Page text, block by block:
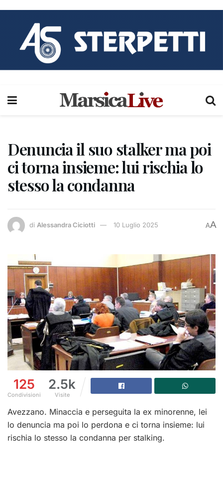
Denuncia il suo stalker ma poi
ci torna insieme: lui rischia lo
stesso la condanna
di Alessandra Ciciotti 10 Luglio 2025 AA
125
Condivisioni
2.5k
Visite
Avezzano. Minaccia e perseguita la ex minorenne, lei
lo denuncia ma poi lo perdona e ci torna insieme: lui
rischia lo stesso la condanna per stalking.